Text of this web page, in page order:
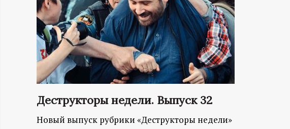
А
Й
Д
А
Н
Деструкторы недели. Выпуск 32
Новый выпуск рубрики «Деструкторы недели»